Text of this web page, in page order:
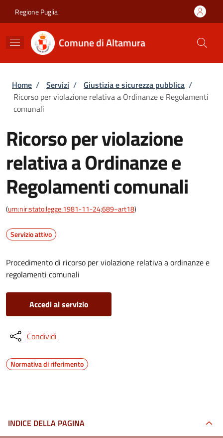
Regione Puglia
Comune di Altamura
Briciole di pane
Home / Servizi / Giustizia e sicurezza pubblica /
Ricorso per violazione relativa a Ordinanze e Regolamenti
comunali
Ricorso per violazione
relativa a Ordinanze e
Regolamenti comunali
(urn:nir:stato:legge:1981-11-24;689~art18)
Servizio attivo
Procedimento di ricorso per violazione relativa a ordinanze e
regolamenti comunali
Accedi al servizio
Condividi
Normativa di riferimento
INDICE DELLA PAGINA